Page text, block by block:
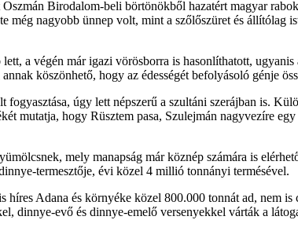
Birodalom-beli börtönökből hazatért magyar
még nagyobb ünnep volt, mint a szőlőszüret és
a végén már igazi vörösborra is hasonlíthatott,
köszönhető, hogy az édességét befolyásoló génje
fogyasztása, úgy lett népszerű a szultáni szerájban is.
mutatja, hogy Rüsztem pasa, Szulejmán nagyvezíre
mely manapság már köznép számára is
termesztője, évi közel 4 millió tonnányi termésével.
híres Adana és környéke közel 800.000 tonnát ad, nem
dinnye-evő és dinnye-emelő versenyekkel várták a